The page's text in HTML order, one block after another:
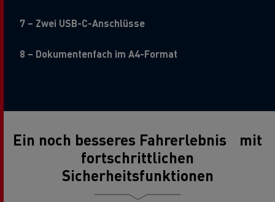
7 – Zwei USB-C-Anschlüsse
8 – Dokumentenfach im A4-Format
Ein noch besseres Fahrerlebnis mit
fortschrittlichen
Sicherheitsfunktionen